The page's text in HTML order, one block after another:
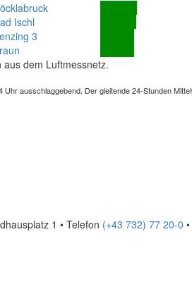
Ischl
3
dem Luftmessnetz.
ausschlaggebend. Der gleitende 24-Stunden
1 • Telefon (+43 732) 77 20-0